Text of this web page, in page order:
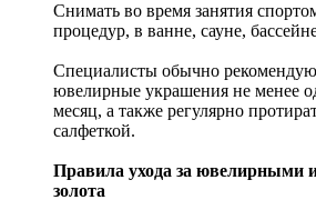
Снимать во время занятия
процедур, в ванне, сауне,
Специалисты обычно
ювелирные украшения не менее
месяц, а также регулярно
салфеткой.
Правила ухода за ювелирными
золота